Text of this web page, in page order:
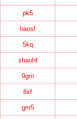
pk5
haosf
5kq
zhaohf
9gm
8xf
gm5